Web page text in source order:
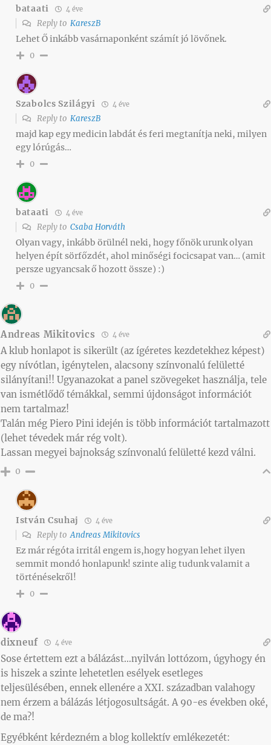
bataati 4 éve
Reply to KareszB
Lehet Ő inkább vasárnaponként számít jó lövőnek.
0
Szabolcs Szilágyi 4 éve
Reply to KareszB
majd kap egy medicin labdát és feri megtanítja neki, milyen
egy lórúgás…
0
bataati 4 éve
Reply to Csaba Horváth
Olyan vagy, inkább örülnél neki, hogy főnök urunk olyan
helyen épít sörfőzdét, ahol minőségi focicsapat van… (amit
persze ugyancsak ő hozott össze) :)
0
Andreas Mikitovics 4 éve
A klub honlapot is sikerült (az ígéretes kezdetekhez képest)
egy nívótlan, igénytelen, alacsony színvonalú felületté
silányítani!! Ugyanazokat a panel szövegeket használja, tele
van ismétlődő témákkal, semmi újdonságot információt
nem tartalmaz!
Talán még Piero Pini idején is több információt tartalmazott
(lehet tévedek már rég volt).
Lassan megyei bajnokság színvonalú felületté kezd válni.
0
István Csuhaj 4 éve
Reply toAndreas Mikitovics
Ez már régóta irritál engem is,hogy hogyan lehet ilyen
semmit mondó honlapunk! szinte alig tudunk valamit a
történésekről!
0
dixneuf 4 éve
Sose értettem ezt a bálázást…nyilván lottózom, úgyhogy én
is hiszek a szinte lehetetlen esélyek esetleges
teljesülésében, ennek ellenére a XXI. században valahogy
nem érzem a bálázás létjogosultságát. A 90-es években oké,
de ma?!
Egyébként kérdezném a blog kollektív emlékezetét: